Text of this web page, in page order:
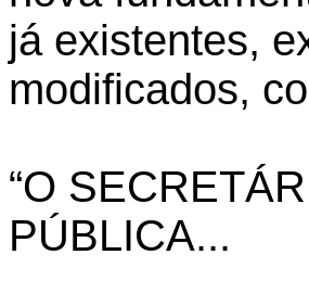
já existentes,
modificados,
“O
PÚBLICA...